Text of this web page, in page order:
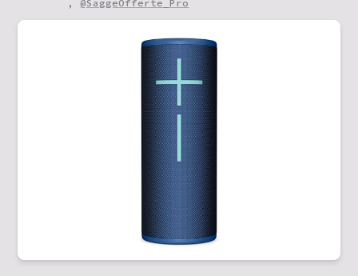
, @SaggeOfferte_Pro